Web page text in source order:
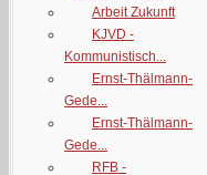
Arbeit Zukunft
KJVD -
Kommunistisch...
Ernst-Thälmann-
Gede...
Ernst-Thälmann-
Gede...
RFB -